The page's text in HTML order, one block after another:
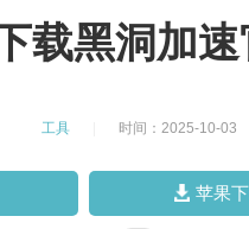
载黑洞加
工具 时间：2025-10-03
苹果